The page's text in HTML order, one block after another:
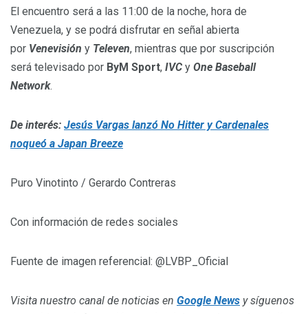
El encuentro será a las 11:00 de la noche, hora de
Venezuela, y se podrá disfrutar en señal abierta
por Venevisión y Televen, mientras que por suscripción
será televisado por ByM Sport, IVC y One Baseball
Network.
De interés: Jesús Vargas lanzó No Hitter y Cardenales
noqueó a Japan Breeze
Puro Vinotinto / Gerardo Contreras
Con información de redes sociales
Fuente de imagen referencial: @LVBP_Oficial
Visita nuestro canal de noticias en Google News y síguenos